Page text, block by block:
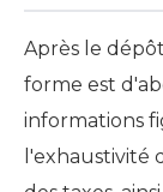
Après le
forme est
informations
l'exhaustivité